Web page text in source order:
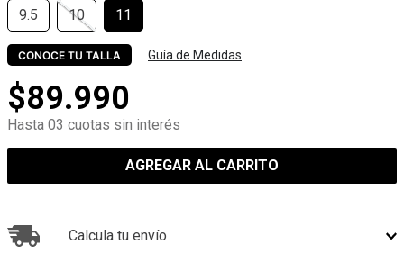
9.5 10 11
CONOCE TU TALLA Guía de Medidas
$89.990
Hasta 03 cuotas sin interés
AGREGAR AL CARRITO
Calcula tu envío